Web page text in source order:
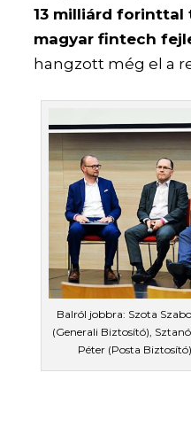
13 milliárd forinttal
magyar fintech
hangzott még el a
Balról jobbra: Szota
(Generali Biztosító),
Péter (Posta